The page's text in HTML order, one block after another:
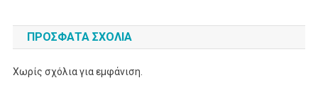
ΠΡΌΣΦΑΤΑ ΣΧΌΛΙΑ
Χωρίς σχόλια για εμφάνιση.